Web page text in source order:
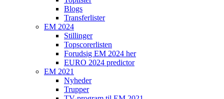
Blogs
Transferlister
EM 2024
Stillinger
Topscorerlisten
Forudsig EM 2024 her
EURO 2024 predictor
EM 2021
Nyheder
Trupper